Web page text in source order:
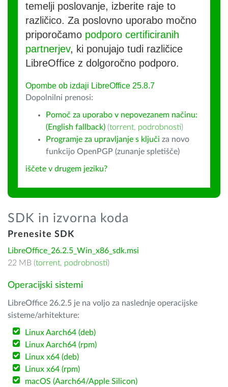
temelji poslovanje, izberite raje to
različico. Za poslovno uporabo močno
priporočamo podporo certificiranih
partnerjev, ki ponujajo tudi različice
LibreOffice z dolgoročno podporo.
Opombe ob izdaji LibreOffice 25.8.7
Dopolnilni prenosi:
Pomoč za uporabo v nepovezanem načinu:
(English fallback) (torrent, podrobnosti)
Programje za upravljanje s ključi za novo
funkcijo OpenPGP (zunanje spletišče)
iščete v drugem jeziku?
SDK in izvorna koda
Prenesite SDK
LibreOffice_26.2.5_Win_x86_sdk.msi
22 MB (torrent, podrobnosti)
Operacijski sistemi
LibreOffice 26.2.5 je na voljo za naslednje operacijske
sisteme/arhitekture:
Linux Aarch64 (deb)
Linux Aarch64 (rpm)
Linux x64 (deb)
Linux x64 (rpm)
macOS (Aarch64/Apple Silicon)